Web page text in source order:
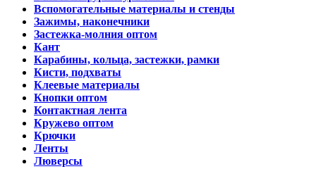
Вспомогательные материалы и стенды
Зажимы, наконечники
Застежка-молния оптом
Кант
Карабины, кольца, застежки, рамки
Кисти, подхваты
Клеевые материалы
Кнопки оптом
Контактная лента
Кружево оптом
Крючки
Ленты
Люверсы